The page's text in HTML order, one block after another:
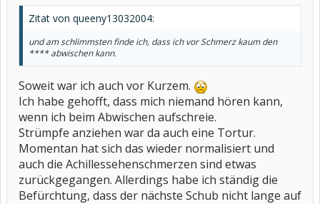
Zitat von queeny13032004:
und am schlimmsten finde ich, dass ich vor Schmerz kaum den
**** abwischen kann.
Soweit war ich auch vor Kurzem.
Ich habe gehofft, dass mich niemand hören kann,
wenn ich beim Abwischen aufschreie.
Strümpfe anziehen war da auch eine Tortur.
Momentan hat sich das wieder normalisiert und
auch die Achillessehenschmerzen sind etwas
zurückgegangen. Allerdings habe ich ständig die
Befürchtung, dass der nächste Schub nicht lange auf